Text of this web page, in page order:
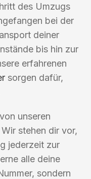
des Umzugs
bei der
deiner
bis hin zur
erfahrenen
sorgen dafür,
unseren
stehen dir vor,
jederzeit zur
alle deine
sondern